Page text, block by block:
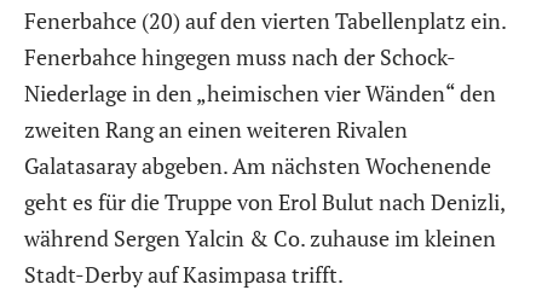
Fenerbahce (20) auf den vierten Tabellenplatz ein.
Fenerbahce hingegen muss nach der Schock-
Niederlage in den „heimischen vier Wänden“ den
zweiten Rang an einen weiteren Rivalen
Galatasaray abgeben. Am nächsten Wochenende
geht es für die Truppe von Erol Bulut nach Denizli,
während Sergen Yalcin & Co. zuhause im kleinen
Stadt-Derby auf Kasimpasa trifft.